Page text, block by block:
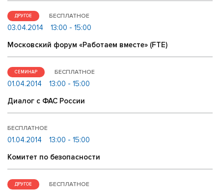
ДРУГОЕ БЕСПЛАТНОЕ
03.04.2014
13:00 - 15:00
Московский форум «Работаем вместе» (FTE)
СЕМИНАР БЕСПЛАТНОЕ
01.04.2014
13:00 - 15:00
Диалог с ФАС России
БЕСПЛАТНОЕ
01.04.2014
13:00 - 15:00
Комитет по безопасности
ДРУГОЕ БЕСПЛАТНОЕ